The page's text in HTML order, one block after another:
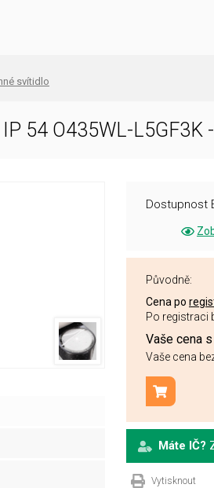
svítidlo
54 O435WL-L5GF3K -
Dostupnost
Původně:
Cena po
Po registraci
Vaše cena
Vaše cena
Přidat do
Máte IČ?
Vytisknout